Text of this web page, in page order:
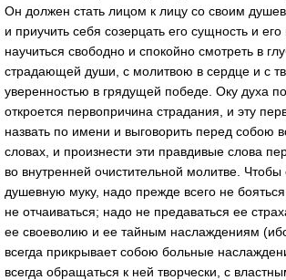
Он должен стать лицом к лицу со своим
и приучить себя созерцать его сущность и
научиться свободно и спокойно смотреть в
страдающей души, с молитвою в сердце и с
уверенностью в грядущей победе. Оку духа
откроется первопричина страдания, и эту
назвать по имени и выговорить перед собою
словах, и произнести эти правдивые слова
во внутренней очистительной молитве.
душевную муку, надо прежде всего не
не отчаиваться; надо не предаваться ее
ее своеволию и ее тайным наслаждениям
всегда прикрывает собою больные
всегда обращаться к ней творчески, с